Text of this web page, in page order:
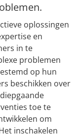
oplossingen
en
in te
problemen
op hun
beschikken over
toe te
om
inschakelen